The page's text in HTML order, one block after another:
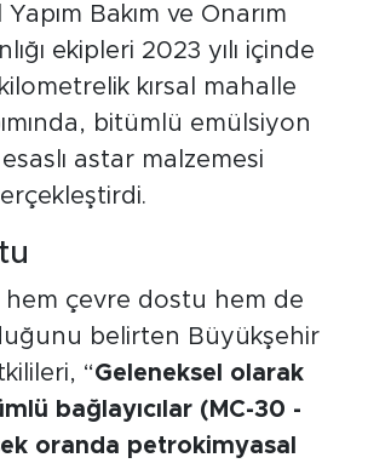
Bakım ve Onarım
ekipleri 2023 yılı içinde
kırsal mahalle
bitümlü emülsiyon
astar malzemesi
hem çevre dostu hem de
belirten Büyükşehir
“Geleneksel olarak
bağlayıcılar (MC-30 -
oranda petrokimyasal